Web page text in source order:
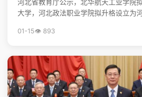
河北省教育厅公示，北华航天工业学院
大学，河北政法职业学院拟升格设立为
01-15👁️ 893